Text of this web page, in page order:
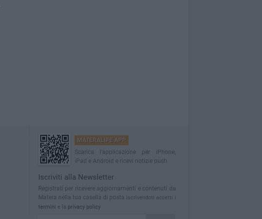
MATERALIFE APP
Scarica l'applicazione per iPhone,
iPad e Android e ricevi notizie push
Iscriviti alla Newsletter
Registrati per ricevere aggiornamenti e contenuti da
Matera nella tua casella di posta Iscrivendoti accetti i
termini e la privacy policy